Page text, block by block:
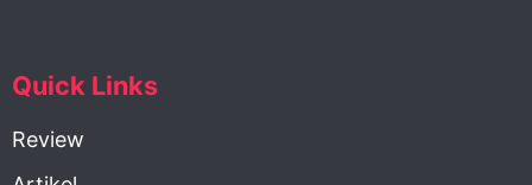
Quick Links
Review